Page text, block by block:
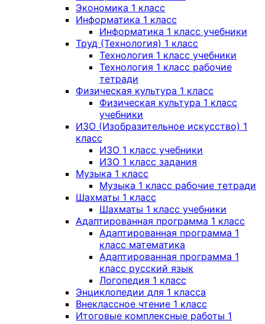
Экономика 1 класс
Информатика 1 класс
Информатика 1 класс учебники
Труд (Технология) 1 класс
Технология 1 класс учебники
Технология 1 класс рабочие
тетради
Физическая культура 1 класс
Физическая культура 1 класс
учебники
ИЗО (Изобразительное искусство) 1
класс
ИЗО 1 класс учебники
ИЗО 1 класс задания
Музыка 1 класс
Музыка 1 класс рабочие тетради
Шахматы 1 класс
Шахматы 1 класс учебники
Адаптированная программа 1 класс
Адаптированная программа 1
класс математика
Адаптированная программа 1
класс русский язык
Логопедия 1 класс
Энциклопедии для 1 класса
Внеклассное чтение 1 класс
Итоговые комплексные работы 1